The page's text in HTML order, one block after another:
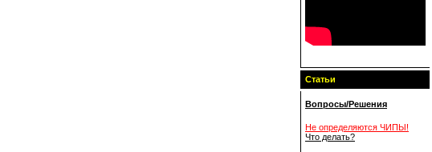
Статьи
Вопросы/Решения
Не определяются ЧИПЫ!
Что делать?